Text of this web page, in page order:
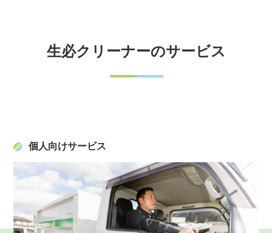
生必クリーナーのサービス
個人向けサービス